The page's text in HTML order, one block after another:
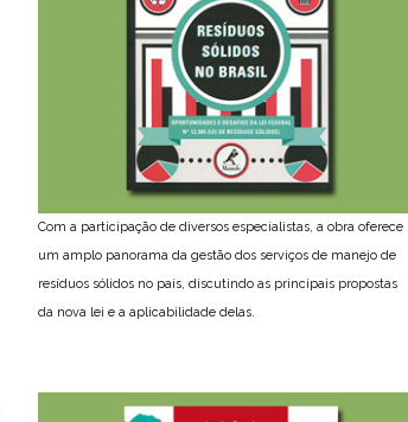
Com a participação de diversos especialistas, a obra oferece
um amplo panorama da gestão dos serviços de manejo de
resíduos sólidos no país, discutindo as principais propostas
da nova lei e a aplicabilidade delas.